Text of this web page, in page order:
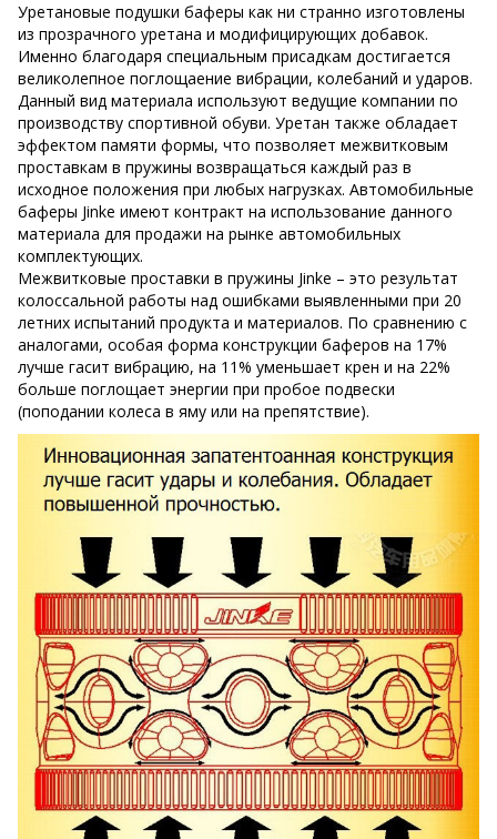
Уретановые подушки баферы как ни странно изготовлены
из прозрачного уретана и модифицирующих добавок.
Именно благодаря специальным присадкам достигается
великолепное поглощаение вибрации, колебаний и ударов.
Данный вид материала используют ведущие компании по
производству спортивной обуви. Уретан также обладает
эффектом памяти формы, что позволяет межвитковым
проставкам в пружины возвращаться каждый раз в
исходное положения при любых нагрузках. Автомобильные
баферы Jinke имеют контракт на использование данного
материала для продажи на рынке автомобильных
комплектующих.
Межвитковые проставки в пружины Jinke – это результат
колоссальной работы над ошибками выявленными при 20
летних испытаний продукта и материалов. По сравнению с
аналогами, особая форма конструкции баферов на 17%
лучше гасит вибрацию, на 11% уменьшает крен и на 22%
больше поглощает энергии при пробое подвески
(поподании колеса в яму или на препятствие).